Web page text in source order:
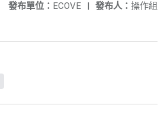
發布人： 操作組
發布單位： ECOVE |